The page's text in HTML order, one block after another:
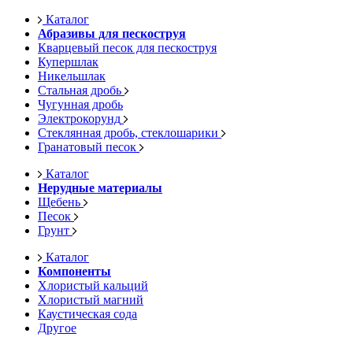
Каталог
Абразивы для пескоструя
Кварцевый песок для пескоструя
Купершлак
Никельшлак
Стальная дробь
Чугунная дробь
Электрокорунд
Стеклянная дробь, стеклошарики
Гранатовый песок
Каталог
Нерудные материалы
Щебень
Песок
Грунт
Каталог
Компоненты
Хлористый кальций
Хлористый магний
Каустическая сода
Другое